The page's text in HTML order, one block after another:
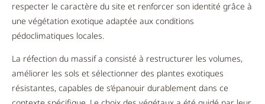
respecter le caractère du site et renforcer son identité grâce à
une végétation exotique adaptée aux conditions
pédoclimatiques locales.
La réfection du massif a consisté à restructurer les volumes,
améliorer les sols et sélectionner des plantes exotiques
résistantes, capables de s’épanouir durablement dans ce